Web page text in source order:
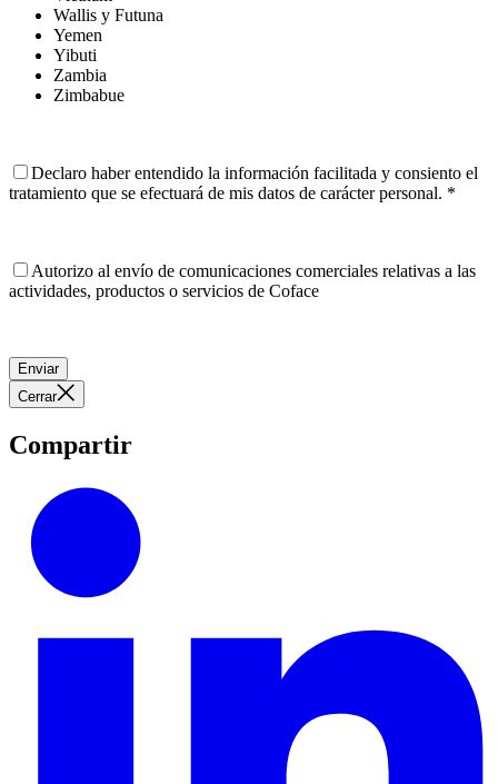
Wallis y Futuna
Yemen
Yibuti
Zambia
Zimbabue
Declaro haber entendido la información facilitada y consiento el
tratamiento que se efectuará de mis datos de carácter personal. *
Autorizo al envío de comunicaciones comerciales relativas a las
actividades, productos o servicios de Coface
Enviar
Cerrar
Compartir